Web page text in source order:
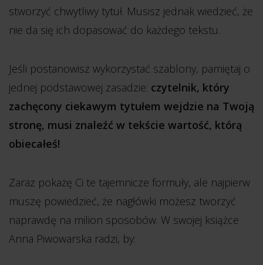
stworzyć chwytliwy tytuł. Musisz jednak wiedzieć, że
nie da się ich dopasować do każdego tekstu.
Jeśli postanowisz wykorzystać szablony, pamiętaj o
jednej podstawowej zasadzie: czytelnik, który
zachęcony ciekawym tytułem wejdzie na Twoją
stronę, musi znaleźć w tekście wartość, którą
obiecałeś!
Zaraz pokażę Ci te tajemnicze formuły, ale najpierw
muszę powiedzieć, że nagłówki możesz tworzyć
naprawdę na milion sposobów. W swojej książce
Anna Piwowarska radzi, by: